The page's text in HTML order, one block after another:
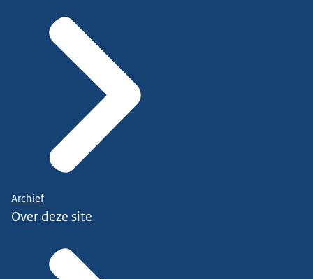
Archief
Over deze site